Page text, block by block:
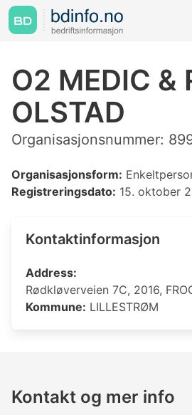
O2 MEDIC &
OLSTAD
Organisasjonsnummer:
Organisasjonsform:
Registreringsdato: 15. oktober
Kontaktinformasjon
Address:
Rødkløverveien 7C, 2016,
Kommune: LILLESTRØM
Kontakt og mer info